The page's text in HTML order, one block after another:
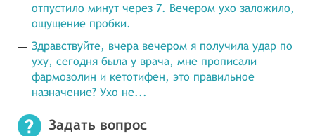
отпустило минут через 7. Вечером ухо заложило,
ощущение пробки.
Здравствуйте, вчера вечером я получила удар по
уху, сегодня была у врача, мне прописали
фармозолин и кетотифен, это правильное
назначение? Ухо не...
Задать вопрос